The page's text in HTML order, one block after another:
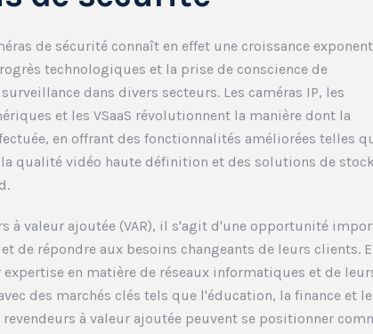
de sécurité connaît en effet une croissance
technologiques et la prise de conscience de
dans divers secteurs. Les caméras IP, les
et les VSaaS révolutionnent la manière dont la
en offrant des fonctionnalités améliorées telles
la qualité vidéo haute définition et des solutions de
à valeur ajoutée (VAR), il s'agit d'une opportunité
de répondre aux besoins changeants de leurs clients.
en matière de réseaux informatiques et de
des marchés clés tels que l'éducation, la finance et
revendeurs à valeur ajoutée peuvent se positionner